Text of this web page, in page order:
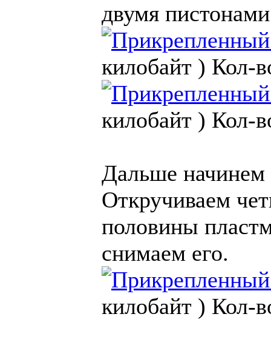
двумя
килобайт ) Кол-
килобайт ) Кол-
Дальше начинем
Откручиваем
половины
снимаем его.
килобайт ) Кол-